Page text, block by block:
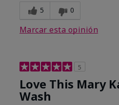
5 0
Marcar esta opinión
5
Love This Mary
Wash